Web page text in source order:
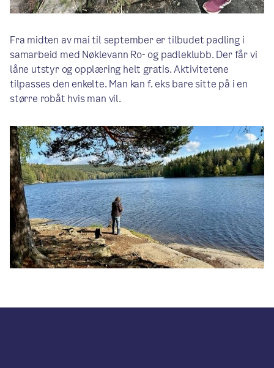
Fra midten av mai til september er tilbudet padling i
samarbeid med Nøklevann Ro- og padleklubb. Der får vi
låne utstyr og opplæring helt gratis. Aktivitetene
tilpasses den enkelte. Man kan f. eks bare sitte på i en
større robåt hvis man vil.